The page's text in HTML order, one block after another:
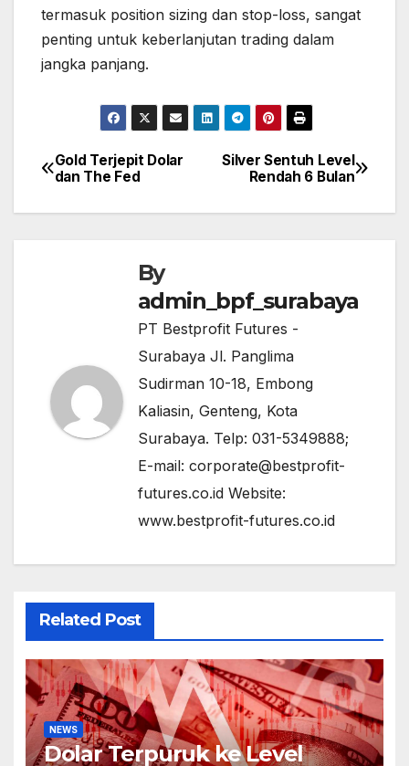
termasuk position sizing dan stop-loss, sangat
penting untuk keberlanjutan trading dalam
jangka panjang.
Post
Silver Sentuh Level
Rendah 6 Bulan
Gold Terjepit Dolar
dan The Fed
By
admin_bpf_surabaya
PT Bestprofit Futures -
Surabaya Jl. Panglima
Sudirman 10-18, Embong
Kaliasin, Genteng, Kota
Surabaya. Telp: 031-5349888;
E-mail: corporate@bestprofit-
futures.co.id Website:
www.bestprofit-futures.co.id
Related Post
NEWS
Dolar Terpuruk ke Level